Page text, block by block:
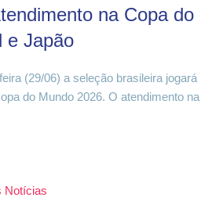
na Copa do
e Japão
(29/06) a seleção brasileira jogará
do Mundo 2026. O atendimento na
Notícias